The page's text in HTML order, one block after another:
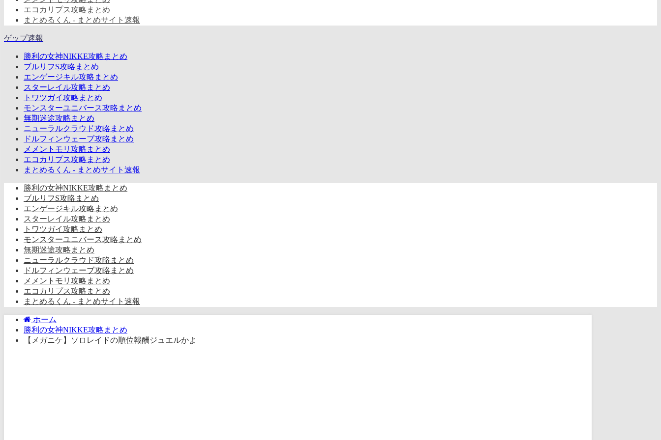
エコカリプス攻略まとめ
まとめるくん - まとめサイト速報
ゲップ速報
勝利の女神NIKKE攻略まとめ
ブルリフS攻略まとめ
エンゲージキル攻略まとめ
スターレイル攻略まとめ
トワツガイ攻略まとめ
モンスターユニバース攻略まとめ
無期迷途攻略まとめ
ニューラルクラウド攻略まとめ
ドルフィンウェーブ攻略まとめ
メメントモリ攻略まとめ
エコカリプス攻略まとめ
まとめるくん - まとめサイト速報
勝利の女神NIKKE攻略まとめ
ブルリフS攻略まとめ
エンゲージキル攻略まとめ
スターレイル攻略まとめ
トワツガイ攻略まとめ
モンスターユニバース攻略まとめ
無期迷途攻略まとめ
ニューラルクラウド攻略まとめ
ドルフィンウェーブ攻略まとめ
メメントモリ攻略まとめ
エコカリプス攻略まとめ
まとめるくん - まとめサイト速報
ホーム
勝利の女神NIKKE攻略まとめ
【メガニケ】ソロレイドの順位報酬ジュエルかよ